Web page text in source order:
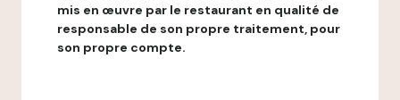
mis en œuvre par le restaurant en qualité de
responsable de son propre traitement, pour
son propre compte.